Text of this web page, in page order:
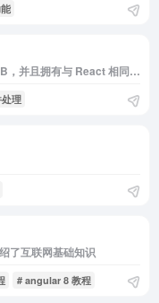
Preact是轻量级替代方案，体积仅有 3kB，并且拥有与 React 相同的 API
理
了互联网基础知识
# angular 8 教程